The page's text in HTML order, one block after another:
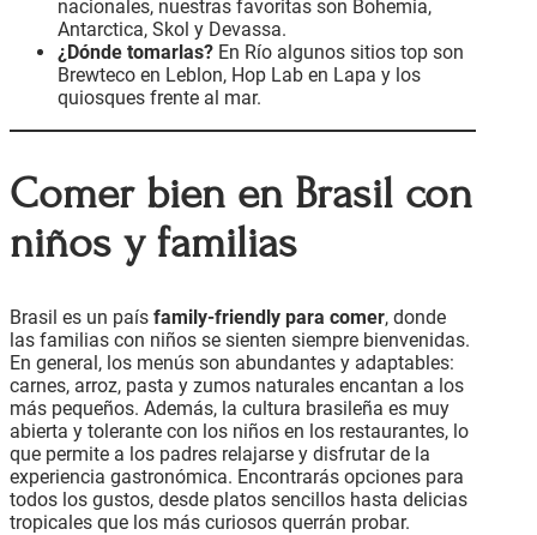
nacionales, nuestras favoritas son Bohemia,
Antarctica, Skol y Devassa.
¿Dónde tomarlas? En Río algunos sitios top son
Brewteco en Leblon, Hop Lab en Lapa y los
quiosques frente al mar.
Comer bien en Brasil con
niños y familias
Brasil es un país family-friendly para comer, donde
las familias con niños se sienten siempre bienvenidas.
En general, los menús son abundantes y adaptables:
carnes, arroz, pasta y zumos naturales encantan a los
más pequeños. Además, la cultura brasileña es muy
abierta y tolerante con los niños en los restaurantes, lo
que permite a los padres relajarse y disfrutar de la
experiencia gastronómica. Encontrarás opciones para
todos los gustos, desde platos sencillos hasta delicias
tropicales que los más curiosos querrán probar.